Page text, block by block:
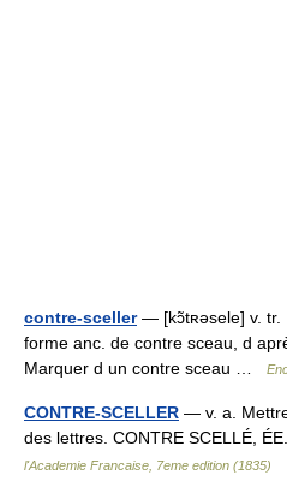
contre-sceller— [kɔ̃tʀəsele] v. tr.
forme anc. de contre sceau, d
Marquer d un contre sceau …
CONTRE-SCELLER — v. a.
des lettres. CONTRE SCELLÉ,
l'Academie Francaise, 7eme edition (1835)